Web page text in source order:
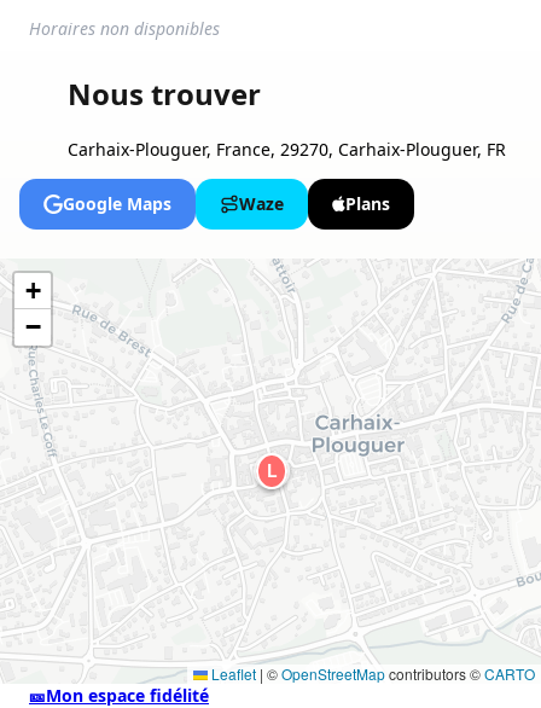
Horaires non disponibles
Nous trouver
Carhaix-Plouguer, France, 29270, Carhaix-Plouguer, FR
Google Maps Waze Plans
L
+
−
Leaflet | ©OpenStreetMapcontributors ©CARTO
🎫Mon espace fidélité